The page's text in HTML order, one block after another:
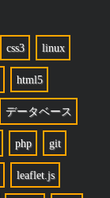
css3 linux
html5
データベース
php git
leaflet.js